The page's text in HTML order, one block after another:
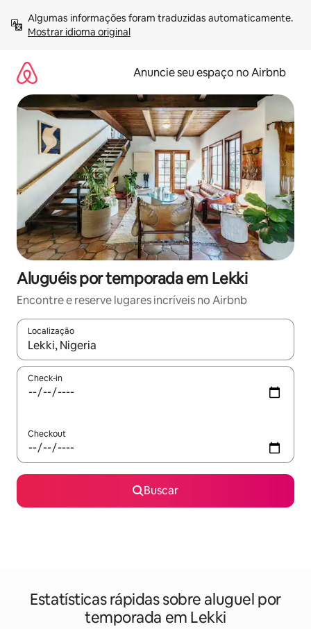
para
Mostrar idioma original
Anuncie seu espaço no Airbnb
Aluguéis por temporada em Lekki
Encontre e reserve lugares incríveis no Airbnb
Localização
Quando os resultados estiverem disponíveis, explore-os
Check-in
Checkout
Buscar
Estatísticas rápidas sobre aluguel por
temporada em Lekki